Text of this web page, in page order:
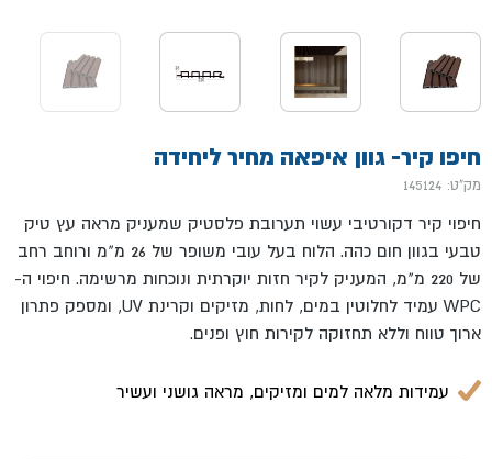
חיפו קיר- גוון איפאה מחיר ליחידה
מק"ט: 145124
חיפוי קיר דקורטיבי עשוי תערובת פלסטיק שמעניק מראה עץ טיק
טבעי בגוון חום כהה. הלוח בעל עובי משופר של 26 מ"מ ורוחב רחב
של 220 מ"מ, המעניק לקיר חזות יוקרתית ונוכחות מרשימה. חיפוי ה-
WPC עמיד לחלוטין במים, לחות, מזיקים וקרינת UV, ומספק פתרון
ארוך טווח וללא תחזוקה לקירות חוץ ופנים.
עמידות מלאה למים ומזיקים, מראה גושני ועשיר